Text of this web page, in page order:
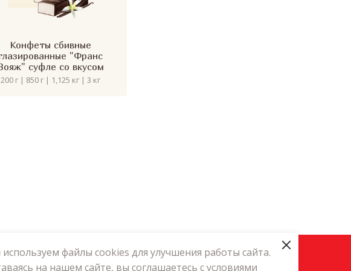
Конфеты сбивные
"Франс
суфле со вкусом
ванили
200 г | 850 г | 1,125 кг | 3 кг
файлы cookies для улучшения работы сайта.
на нашем сайте, вы соглашаетесь с условиями